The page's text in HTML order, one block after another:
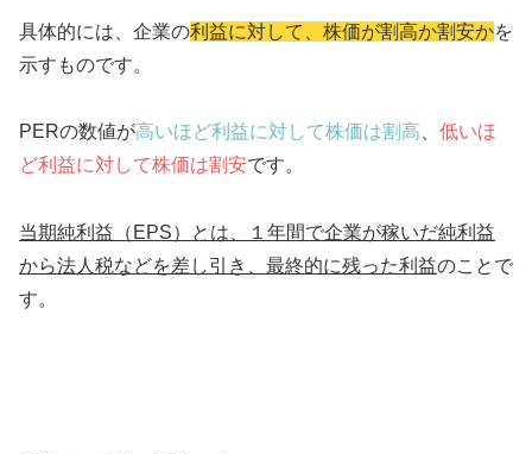
具体的には、企業の利益に対して、株価が割高か割安かを
示すものです。
PERの数値が高いほど利益に対して株価は割高
低いほ
ど利益に対して株価は割安です。
当期純利益（EPS）とは、１年間で企業が稼いだ純利益
から法人税などを差し引き、最終的に残った利益のことで
す。